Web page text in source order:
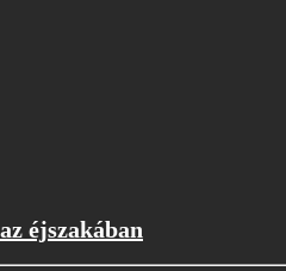
éjszakában